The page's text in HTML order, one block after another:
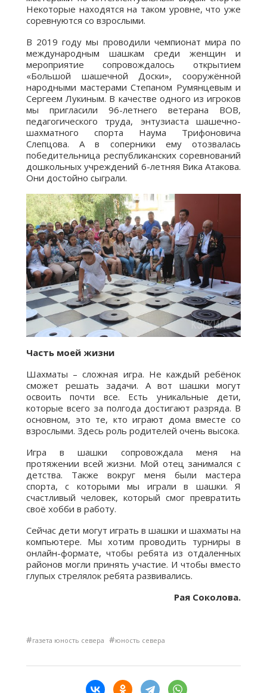
Некоторые находятся на таком уровне, что уже
соревнуются со взрослыми.
В 2019 году мы проводили чемпионат мира по
международным шашкам среди женщин и
мероприятие сопровождалось открытием
«Большой шашечной Доски», сооружённой
народными мастерами Степаном Румянцевым и
Сергеем Лукиным. В качестве одного из игроков
мы пригласили 96-летнего ветерана ВОВ,
педагогического труда, энтузиаста шашечно-
шахматного спорта Наума Трифоновича
Слепцова. А в соперники ему отозвалась
победительница республиканских соревнований
дошкольных учреждений 6-летняя Вика Атакова.
Они достойно сыграли.
Часть моей жизни
Шахматы – сложная игра. Не каждый ребёнок
сможет решать задачи. А вот шашки могут
освоить почти все. Есть уникальные дети,
которые всего за полгода достигают разряда. В
основном, это те, кто играют дома вместе со
взрослыми. Здесь роль родителей очень высока.
Игра в шашки сопровождала меня на
протяжении всей жизни. Мой отец занимался с
детства. Также вокруг меня были мастера
спорта, с которыми мы играли в шашки. Я
счастливый человек, который смог превратить
своё хобби в работу.
Сейчас дети могут играть в шашки и шахматы на
компьютере. Мы хотим проводить турниры в
онлайн-формате, чтобы ребята из отдаленных
районов могли принять участие. И чтобы вместо
глупых стрелялок ребята развивались.
Рая Соколова.
#газета юность севера #юность севера